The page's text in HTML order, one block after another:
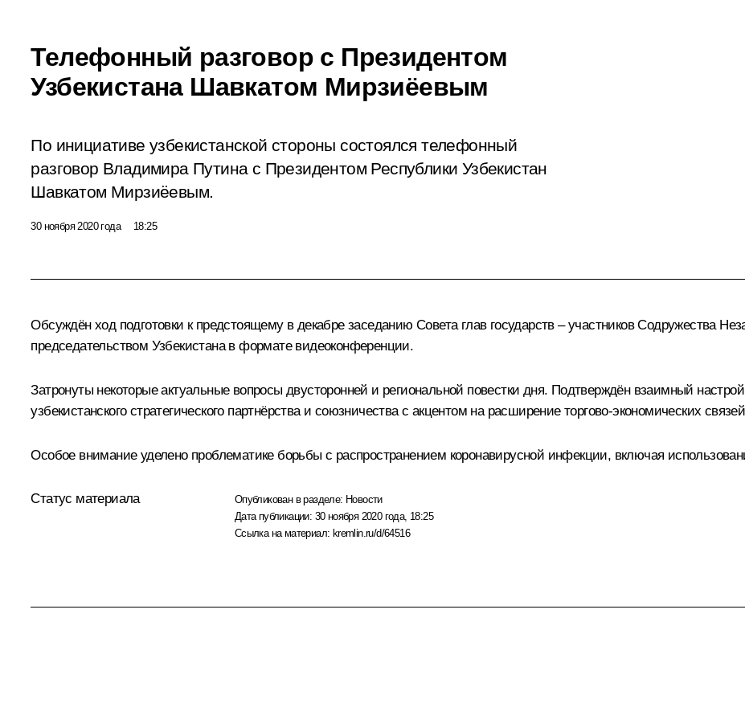
Телефонный разговор с Президентом
Узбекистана Шавкатом Мирзиёевым
По инициативе узбекистанской стороны состоялся телефонный
разговор Владимира Путина с Президентом Республики Узбекистан
Шавкатом Мирзиёевым.
30 ноября 2020 года 18:25
Обсуждён ход подготовки к предстоящему в декабре заседанию Совета глав государств – участников Содружества
председательством Узбекистана в формате видеоконференции.
Затронуты некоторые актуальные вопросы двусторонней и региональной повестки дня. Подтверждён взаимный
узбекистанского стратегического партнёрства и союзничества с акцентом на расширение торгово-экономических
Особое внимание уделено проблематике борьбы с распространением коронавирусной инфекции, включая
Статус материала Опубликован в разделе: Новости
Дата публикации: 30 ноября 2020 года, 18:25
Ссылка на материал: kremlin.ru/d/64516